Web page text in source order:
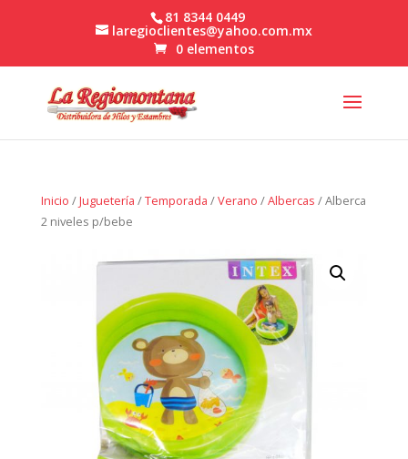
81 8344 0449
laregioclientes@yahoo.com.mx
0 elementos
Inicio /Juguetería /Temporada /Verano /Albercas / Alberca
2 niveles p/bebe